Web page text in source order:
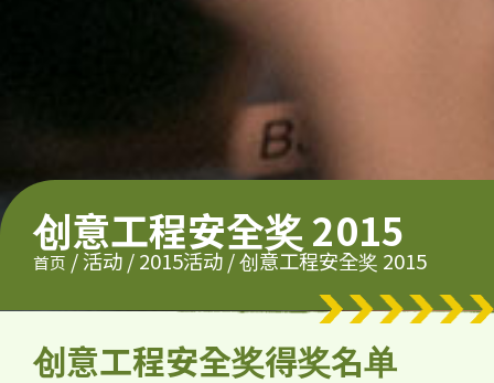
创意工程安全奖 2015
首页 /活动/2015活动/创意工程安全奖 2015
创意工程安全奖得奖名单